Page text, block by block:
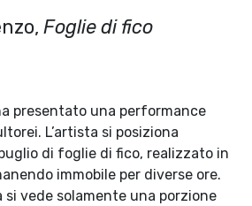
Foglie di fico
presentato una performance
L’artista si posiziona
di foglie di fico, realizzato in
immobile per diverse ore.
si vede solamente una porzione